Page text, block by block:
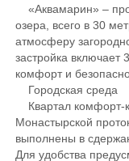
«Аквамарин» –
озера, всего в 30
атмосферу
застройка
комфорт и
Городская среда
Квартал комфорт-
Монастырской
выполнены в
Для удобства